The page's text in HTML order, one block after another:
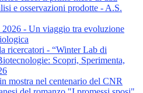
e osservazioni prodotte - A.S.
- Un viaggio tra evoluzione
ricercatori - “Winter Lab di
Scopri, Sperimenta,
mostra nel centenario del CNR